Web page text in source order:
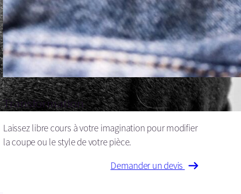
Transformation
Laissez libre cours à votre imagination pour modifier
la coupe ou le style de votre pièce.
Demander un devis